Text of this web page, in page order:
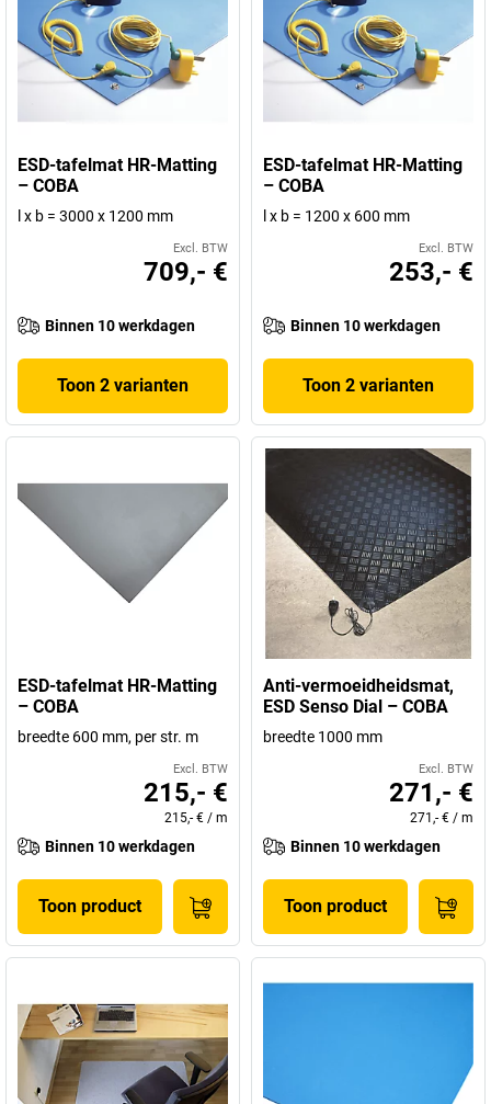
ESD-tafelmat HR-Matting
– COBA
l x b = 3000 x 1200 mm
Excl. BTW
709,- €
Binnen 10 werkdagen
Toon 2 varianten
ESD-tafelmat HR-Matting
– COBA
l x b = 1200 x 600 mm
Excl. BTW
253,- €
Binnen 10 werkdagen
Toon 2 varianten
ESD-tafelmat HR-Matting
– COBA
breedte 600 mm, per str. m
Excl. BTW
215,- €
215,- € / m
Binnen 10 werkdagen
Toon product
Anti-vermoeidheidsmat,
ESD Senso Dial – COBA
breedte 1000 mm
Excl. BTW
271,- €
271,- € / m
Binnen 10 werkdagen
Toon product